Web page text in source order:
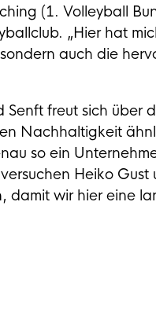
(1. Volleyball
„Hier hat
auch die
freut sich über
Nachhaltigkeit
so ein
Heiko Gust
damit wir hier eine